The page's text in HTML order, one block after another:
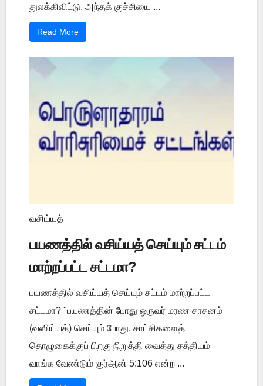
துலக்கிவிட்டு, அந்தக் குச்சியை ...
Read More
வசிய்யத்
பயணத்தில் வசிய்யத் செய்யும் சட்டம்
மாற்றப்பட்ட சட்டமா?
பயணத்தில் வசிய்யத் செய்யும் சட்டம் மாற்றப்பட்ட
சட்டமா? "பயணத்தின் போது ஒருவர் மரண சாசனம்
(வஸிய்யத்) செய்யும் போது, சாட்சிகளைத்
தொழுகைக்குப் பிறகு நிறுத்தி வைத்து சத்தியம்
வாங்க வேண்டும் குர்ஆன் 5:106 என்ற ...